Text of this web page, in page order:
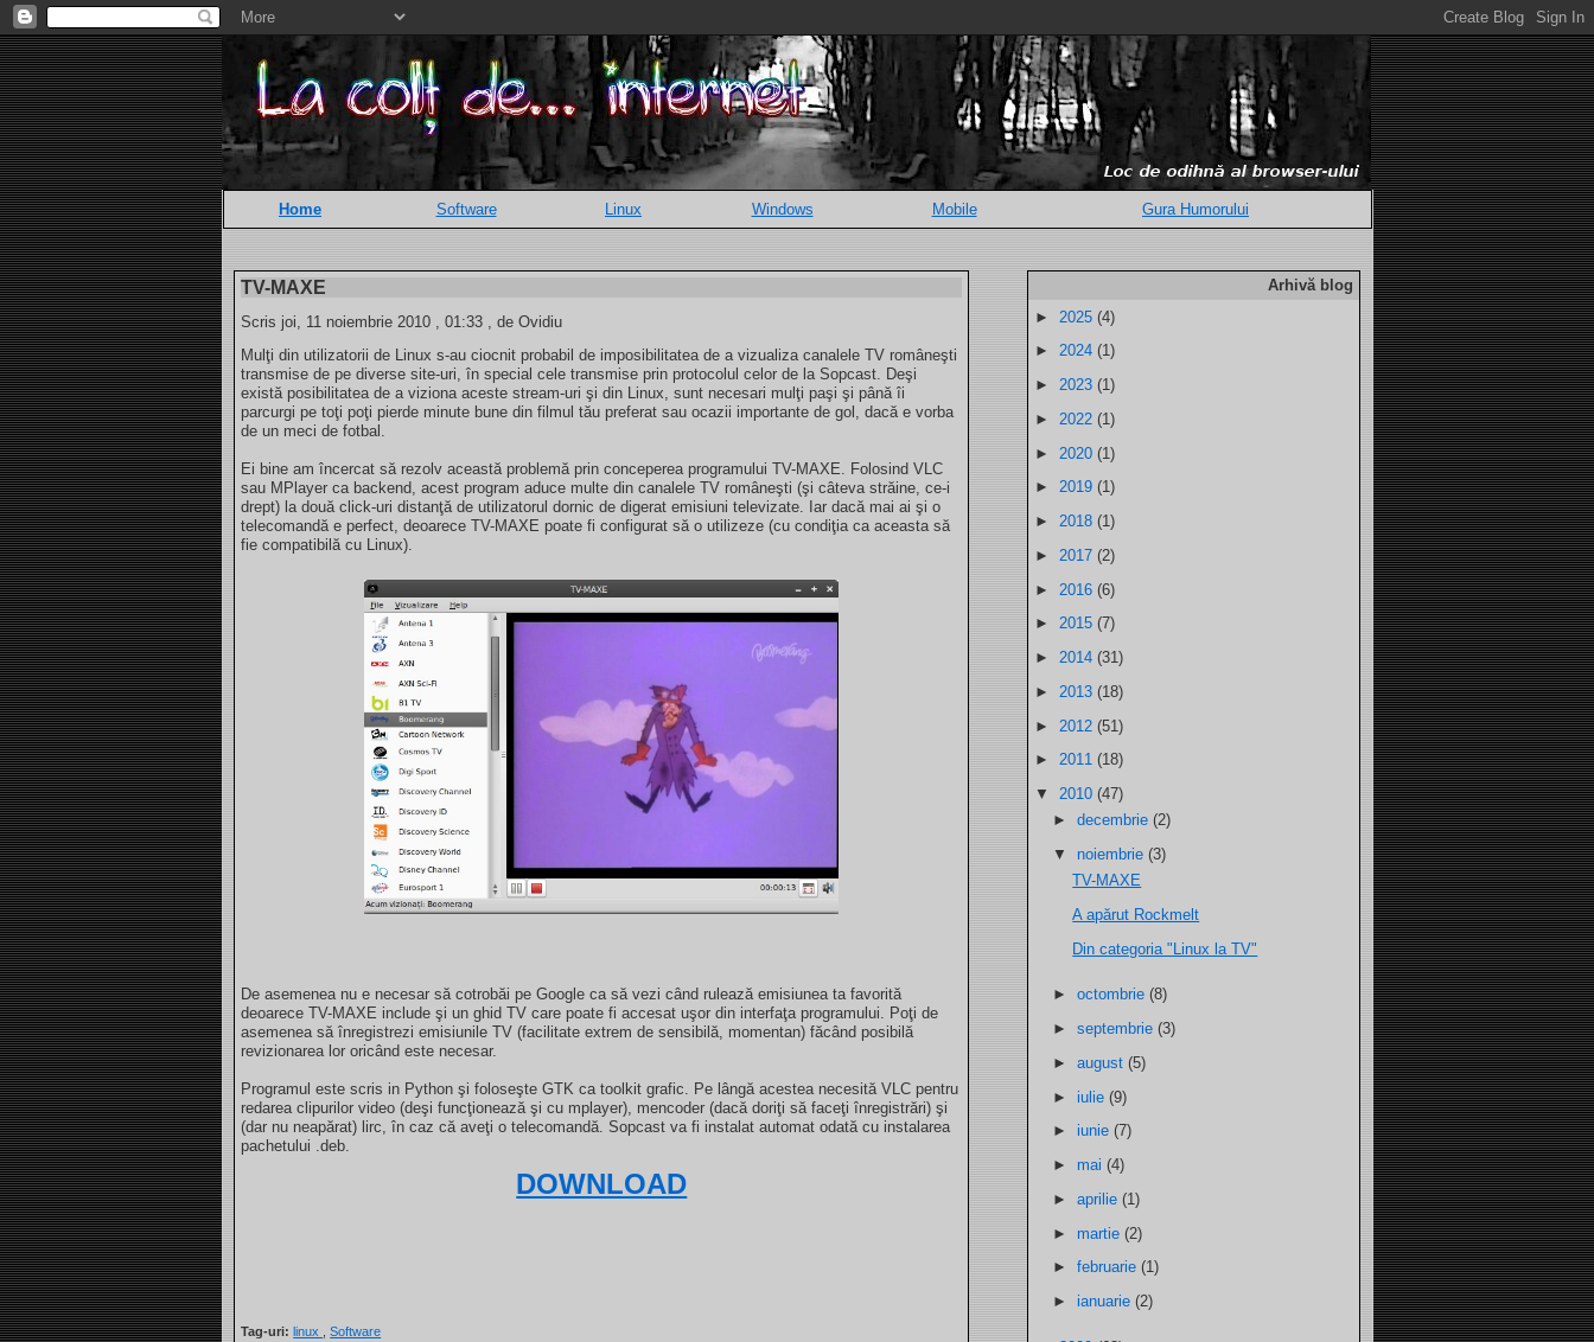
Home Software Linux Windows Mobile Gura Humorului
TV-MAXE
Scris joi, 11 noiembrie 2010 , 01:33 , de Ovidiu
Mulţi din utilizatorii de Linux s-au ciocnit probabil de imposibilitatea de a vizualiza canalele TV româneşti
transmise de pe diverse site-uri, în special cele transmise prin protocolul celor de la Sopcast. Deşi
există posibilitatea de a viziona aceste stream-uri şi din Linux, sunt necesari mulţi paşi şi până îi
parcurgi pe toţi poţi pierde minute bune din filmul tău preferat sau ocazii importante de gol, dacă e vorba
de un meci de fotbal.
Ei bine am încercat să rezolv această problemă prin conceperea programului TV-MAXE. Folosind VLC
sau MPlayer ca backend, acest program aduce multe din canalele TV româneşti (şi câteva străine, ce-i
drept) la două click-uri distanţă de utilizatorul dornic de digerat emisiuni televizate. Iar dacă mai ai şi o
telecomandă e perfect, deoarece TV-MAXE poate fi configurat să o utilizeze (cu condiţia ca aceasta să
fie compatibilă cu Linux).
De asemenea nu e necesar să cotrobăi pe Google ca să vezi când rulează emisiunea ta favorită
deoarece TV-MAXE include şi un ghid TV care poate fi accesat uşor din interfaţa programului. Poţi de
asemenea să înregistrezi emisiunile TV (facilitate extrem de sensibilă, momentan) făcând posibilă
revizionarea lor oricând este necesar.
Programul este scris in Python şi foloseşte GTK ca toolkit grafic. Pe lângă acestea necesită VLC pentru
redarea clipurilor video (deşi funcţionează şi cu mplayer), mencoder (dacă doriţi să faceţi înregistrări) şi
(dar nu neapărat) lirc, în caz că aveţi o telecomandă. Sopcast va fi instalat automat odată cu instalarea
pachetului .deb.
DOWNLOAD
Tag-uri: linux ,Software
Arhivă blog
► 2025 (4)
► 2024 (1)
► 2023 (1)
► 2022 (1)
► 2020 (1)
► 2019 (1)
► 2018 (1)
► 2017 (2)
► 2016 (6)
► 2015 (7)
► 2014 (31)
► 2013 (18)
► 2012 (51)
► 2011 (18)
▼ 2010 (47)
►decembrie(2)
▼noiembrie(3)
TV-MAXE
A apărut Rockmelt
Din categoria "Linux la TV"
►octombrie(8)
►septembrie(3)
►august(5)
►iulie(9)
►iunie(7)
►mai(4)
►aprilie(1)
►martie(2)
►februarie(1)
►ianuarie(2)